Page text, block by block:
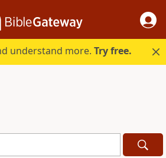
understand more.Try free.